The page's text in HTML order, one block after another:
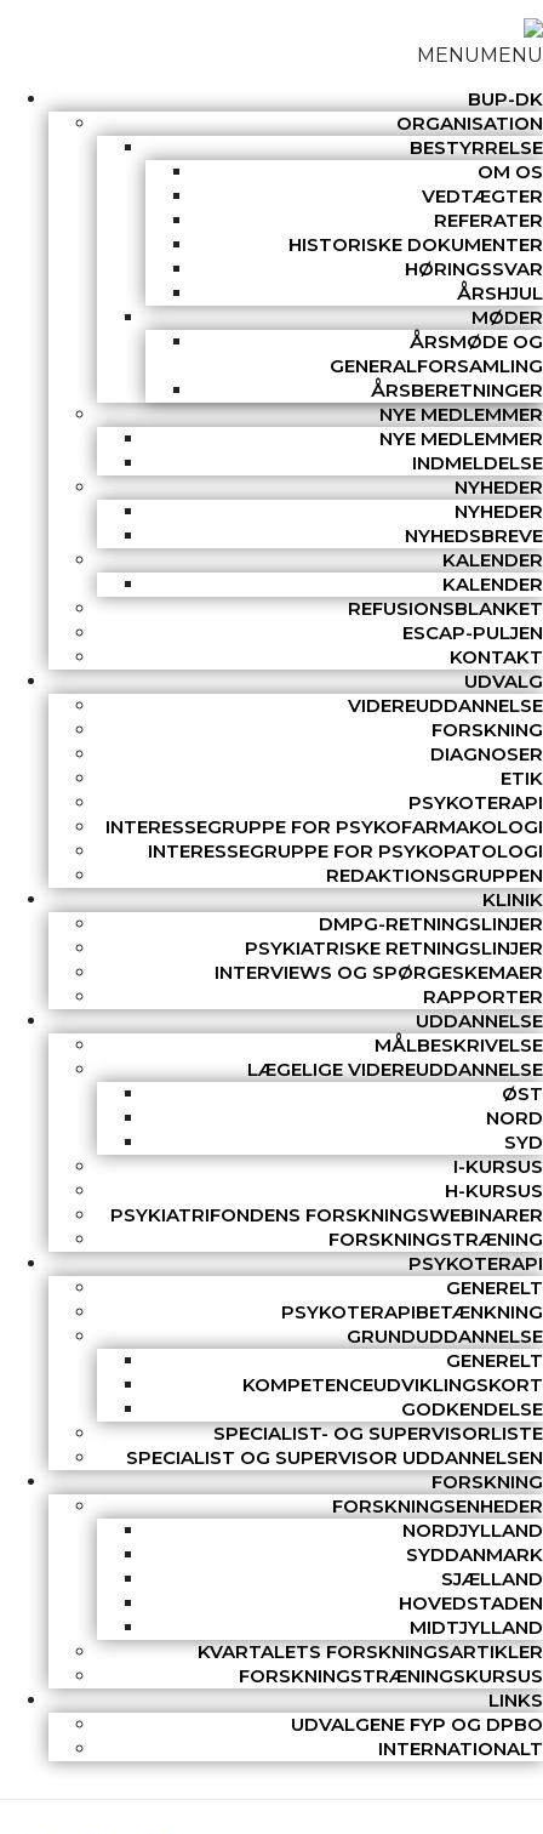
MENUMENU
BUP-DK
ORGANISATION
BESTYRRELSE
OM OS
VEDTÆGTER
REFERATER
HISTORISKE DOKUMENTER
HØRINGSSVAR
ÅRSHJUL
MØDER
ÅRSMØDE OG
GENERALFORSAMLING
ÅRSBERETNINGER
NYE MEDLEMMER
NYE MEDLEMMER
INDMELDELSE
NYHEDER
NYHEDER
NYHEDSBREVE
KALENDER
KALENDER
REFUSIONSBLANKET
ESCAP-PULJEN
KONTAKT
UDVALG
VIDEREUDDANNELSE
FORSKNING
DIAGNOSER
ETIK
PSYKOTERAPI
INTERESSEGRUPPE FOR PSYKOFARMAKOLOGI
INTERESSEGRUPPE FOR PSYKOPATOLOGI
REDAKTIONSGRUPPEN
KLINIK
DMPG-RETNINGSLINJER
PSYKIATRISKE RETNINGSLINJER
INTERVIEWS OG SPØRGESKEMAER
RAPPORTER
UDDANNELSE
MÅLBESKRIVELSE
LÆGELIGE VIDEREUDDANNELSE
ØST
NORD
SYD
I-KURSUS
H-KURSUS
PSYKIATRIFONDENS FORSKNINGSWEBINARER
FORSKNINGSTRÆNING
PSYKOTERAPI
GENERELT
PSYKOTERAPIBETÆNKNING
GRUNDUDDANNELSE
GENERELT
KOMPETENCEUDVIKLINGSKORT
GODKENDELSE
SPECIALIST- OG SUPERVISORLISTE
SPECIALIST OG SUPERVISOR UDDANNELSEN
FORSKNING
FORSKNINGSENHEDER
NORDJYLLAND
SYDDANMARK
SJÆLLAND
HOVEDSTADEN
MIDTJYLLAND
KVARTALETS FORSKNINGSARTIKLER
FORSKNINGSTRÆNINGSKURSUS
LINKS
UDVALGENE FYP OG DPBO
INTERNATIONALT